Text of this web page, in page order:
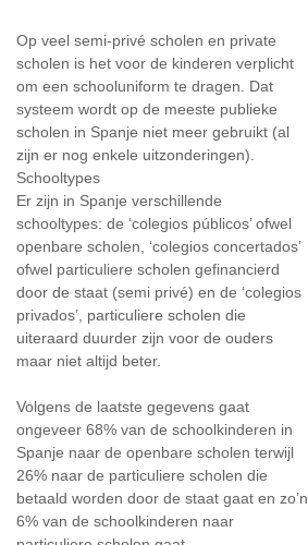
Op veel semi-privé scholen en private
scholen is het voor de kinderen verplicht
om een schooluniform te dragen. Dat
systeem wordt op de meeste publieke
scholen in Spanje niet meer gebruikt (al
zijn er nog enkele uitzonderingen).
Schooltypes
Er zijn in Spanje verschillende
schooltypes: de ‘colegios públicos’ ofwel
openbare scholen, ‘colegios concertados’
ofwel particuliere scholen gefinancierd
door de staat (semi privé) en de ‘colegios
privados’, particuliere scholen die
uiteraard duurder zijn voor de ouders
maar niet altijd beter.
Volgens de laatste gegevens gaat
ongeveer 68% van de schoolkinderen in
Spanje naar de openbare scholen terwijl
26% naar de particuliere scholen die
betaald worden door de staat gaat en zo’n
6% van de schoolkinderen naar